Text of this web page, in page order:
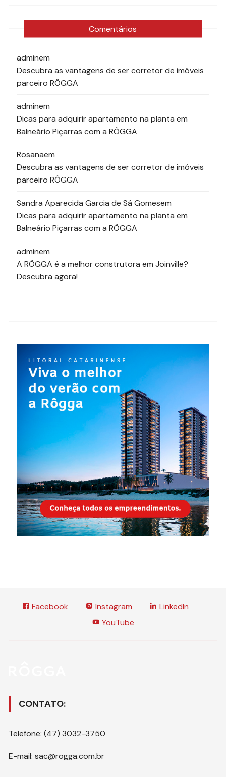
Comentários
adminem
Descubra as vantagens de ser corretor de imóveis
parceiro RÔGGA
adminem
Dicas para adquirir apartamento na planta em
Balneário Piçarras com a RÔGGA
Rosanaem
Descubra as vantagens de ser corretor de imóveis
parceiro RÔGGA
Sandra Aparecida Garcia de Sá Gomesem
Dicas para adquirir apartamento na planta em
Balneário Piçarras com a RÔGGA
adminem
A RÔGGA é a melhor construtora em Joinville?
Descubra agora!
Facebook Instagram
LinkedIn
YouTube
CONTATO:
Telefone: (47) 3032-3750
E-mail: sac@rogga.com.br